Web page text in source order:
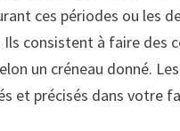
ces périodes ou les
Ils consistent à faire des
un créneau donné.
et précisés dans votre